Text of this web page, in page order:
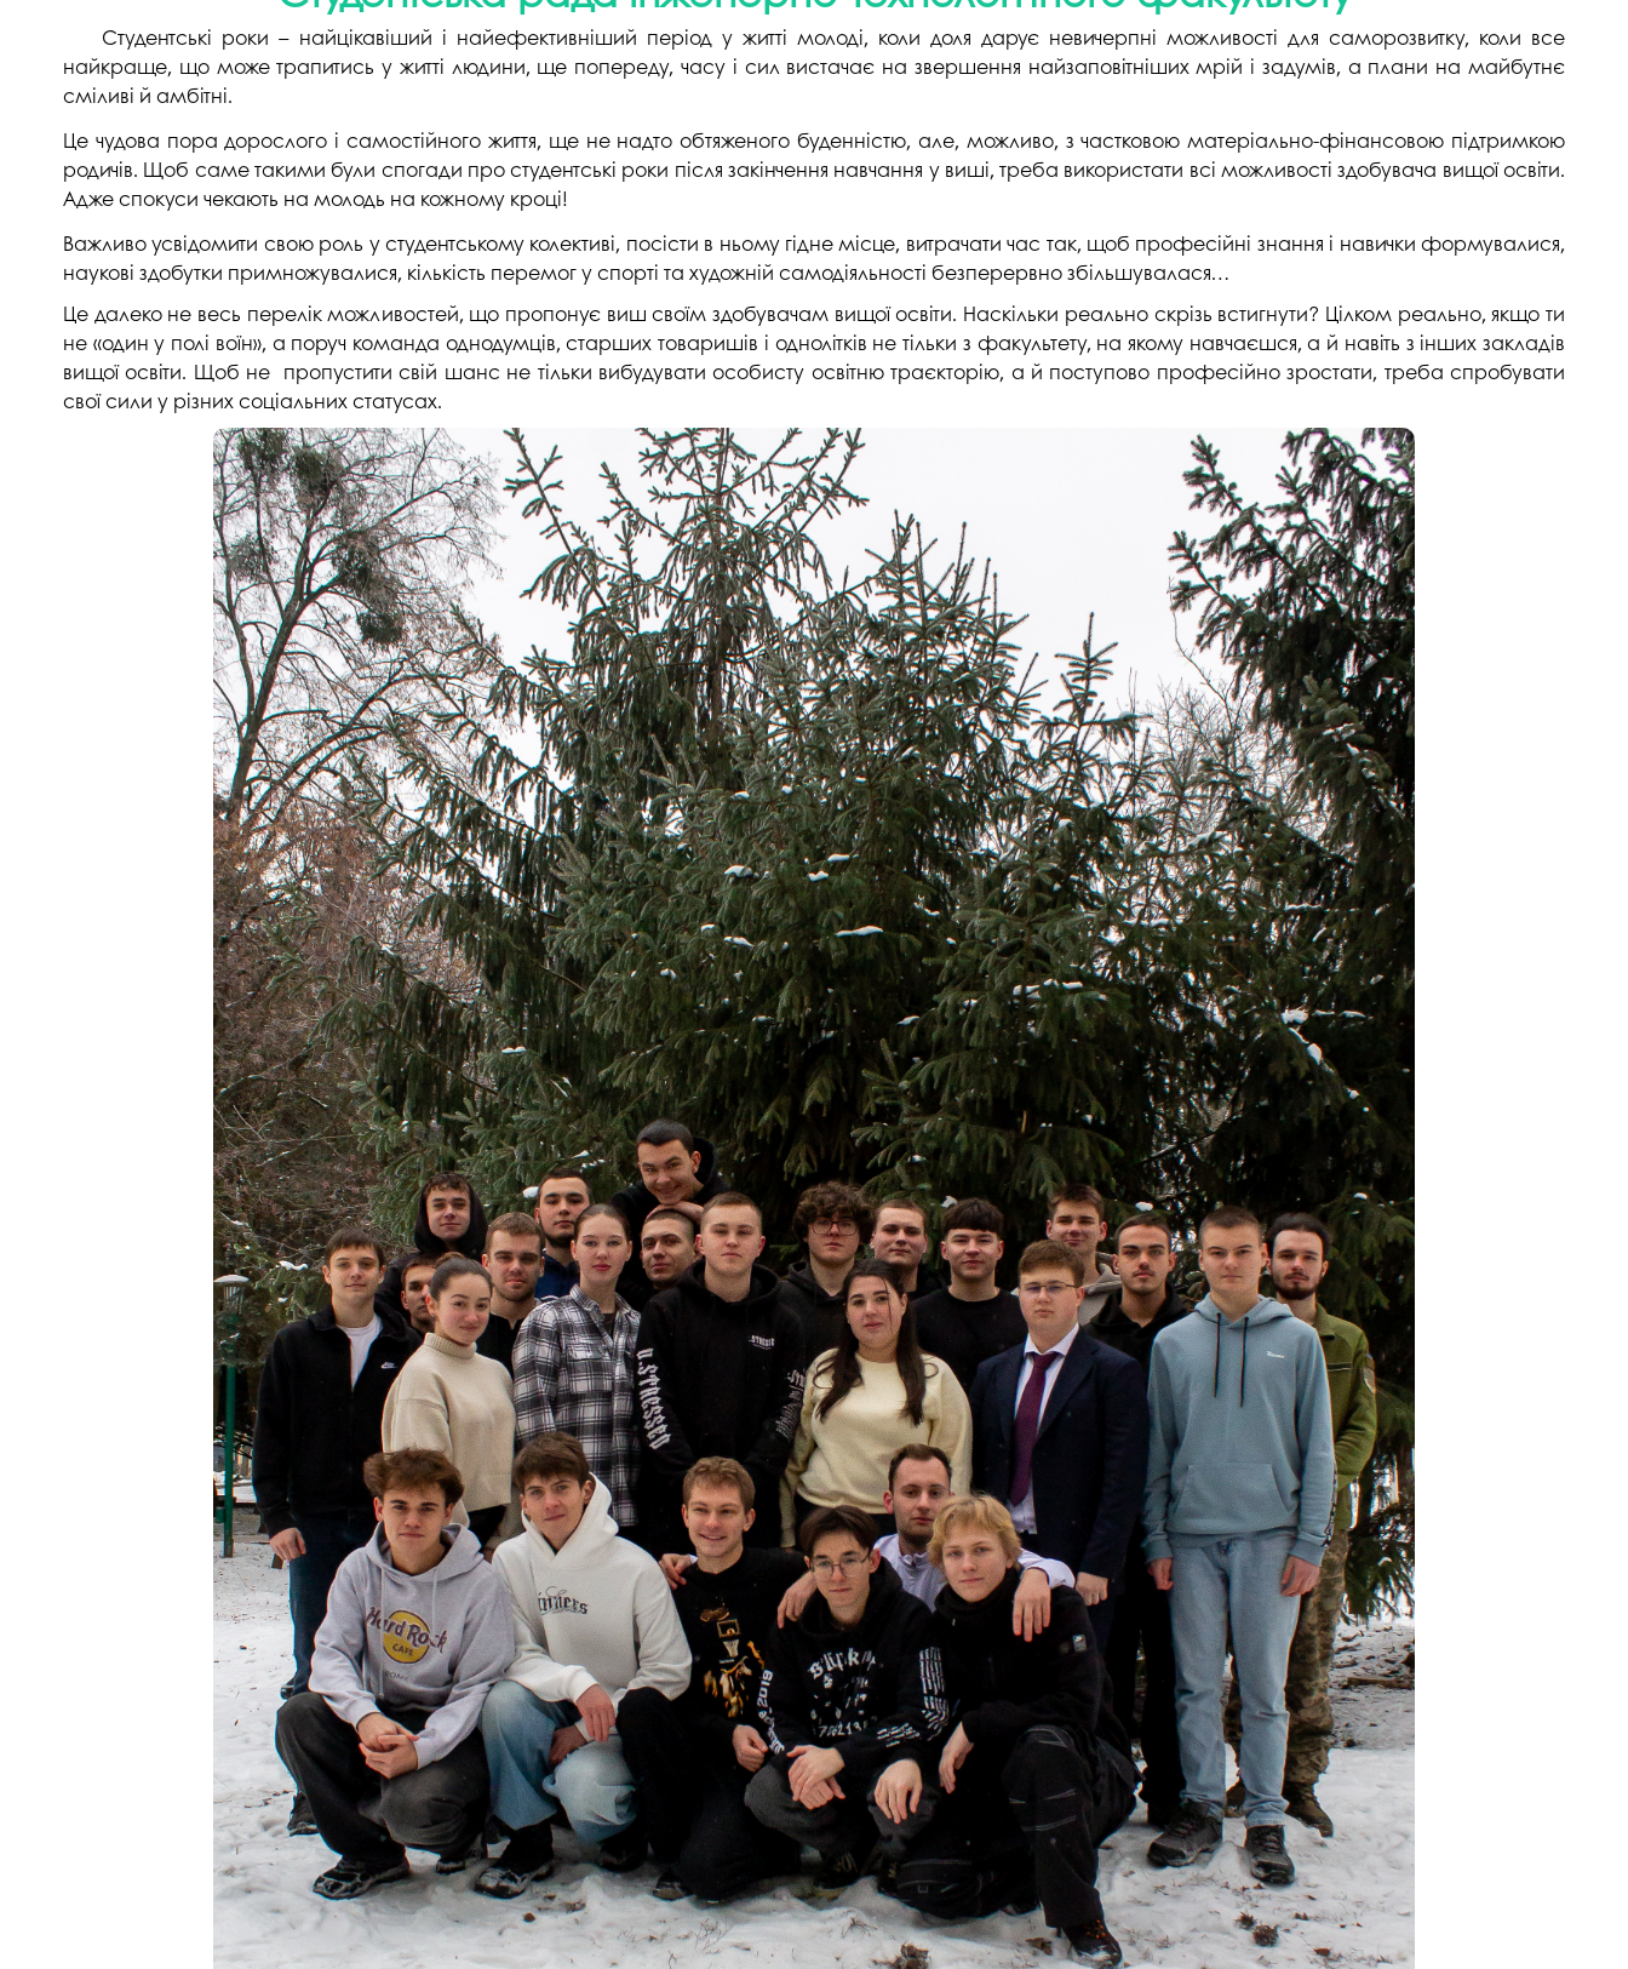
Музеї ПДАУ
Профспілка
Асоціація випускників
3D тур по університету
Наші контакти
Публічна інформація
Антикорупційна діяльність
Меморіал пам'яті
Відділ маркетингу
Центр впровадження індустрії
4.0
Психологічна служба
Омбудсмен учасників
освітнього процесу
Студентське містечко ПДАУ
Навчально-наукові центри
Дорадча служба
Вступні випробування 2026
студентського містечка
Волонтерський центр "ПУЛЬС"
Підрозділ з організації виховної
та іміджевої діяльності
Працевлаштування
Відділ практики і сприяння
працевлаштуванню
Скринька довіри
Академічна доброчесність
Неформальна / Інформальна
Опитування
Акредитація
Якість освіти, рада з якості вищої
освіти
Відділ моніторингу та забезпечення
якості освіти
Острівець Прогресильності ПДАУ
напряму Жан Моне: SuTCom
UniClaD: Erasmus+KA2 /
Expertise Center «MILK LOCAL
Аспірантура і докторантура
Наукові підрозділи
(лабораторії, центри)
Офіс міжнародного
наукового амбасадора
Добровільні громадські
Спеціалізована вчена рада
Наукові праці
Наукометричні бази
Міжнародні проєкти
Науково-технічні заходи
Інформація щодо виконання
госпдоговірних робіт (послуг)
Студентські роки – найцікавіший і найефективніший період у житті молоді, коли доля дарує невичерпні можливості для саморозвитку, коли все
найкраще, що може трапитись у житті людини, ще попереду, часу і сил вистачає на звершення найзаповітніших мрій і задумів, а плани на майбутнє
сміливі й амбітні.
Це чудова пора дорослого і самостійного життя, ще не надто обтяженого буденністю, але, можливо, з частковою матеріально-фінансовою підтримкою
родичів. Щоб саме такими були спогади про студентські роки після закінчення навчання у виші, треба використати всі можливості здобувача вищої освіти.
Адже спокуси чекають на молодь на кожному кроці!
Важливо усвідомити свою роль у студентському колективі, посісти в ньому гідне місце, витрачати час так, щоб професійні знання і навички формувалися,
наукові здобутки примножувалися, кількість перемог у спорті та художній самодіяльності безперервно збільшувалася…
Це далеко не весь перелік можливостей, що пропонує виш своїм здобувачам вищої освіти. Наскільки реально скрізь встигнути? Цілком реально, якщо ти
не «один у полі воїн», а поруч команда однодумців, старших товаришів і однолітків не тільки з факультету, на якому навчаєшся, а й навіть з інших закладів
вищої освіти. Щоб не пропустити свій шанс не тільки вибудувати особисту освітню траєкторію, а й поступово професійно зростати, треба спробувати
свої сили у різних соціальних статусах.